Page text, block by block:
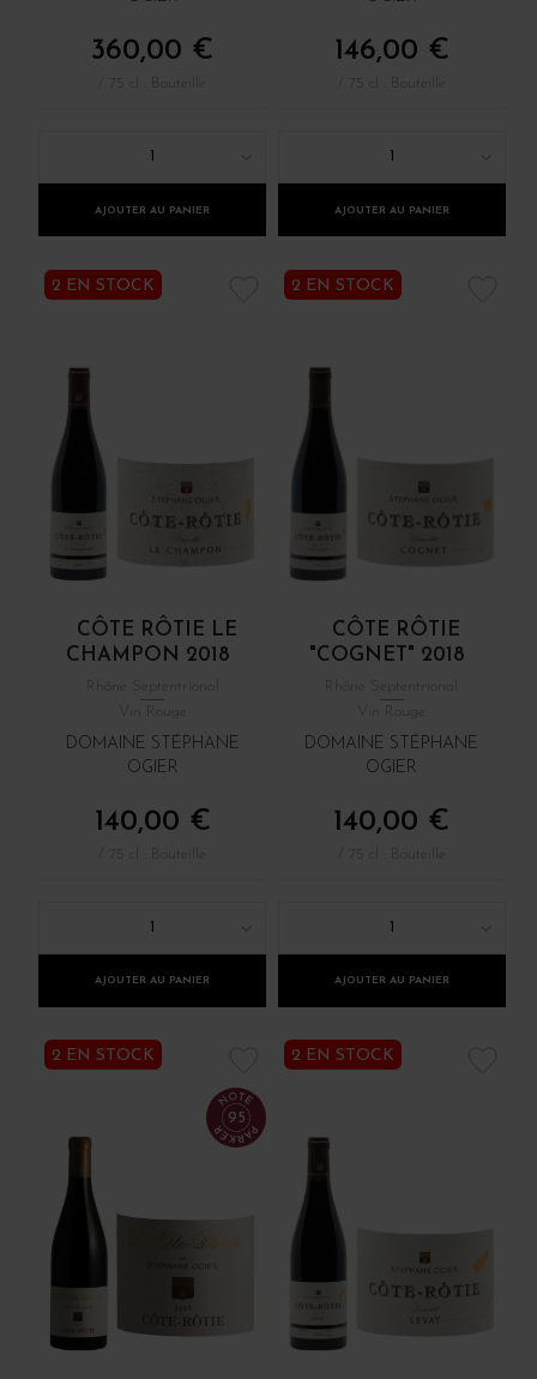
360,00 €
AJOUTER AU PANIER
146,00 €
AJOUTER AU PANIER
2 EN STOCK
CÔTE RÔTIE LE
CHAMPON 2018
DOMAINE STÉPHANE
OGIER
140,00 €
1
AJOUTER AU PANIER
2 EN STOCK
CÔTE RÔTIE
"COGNET" 2018
DOMAINE STÉPHANE
OGIER
140,00 €
1
AJOUTER AU PANIER
2 EN STOCK
95
2 EN STOCK